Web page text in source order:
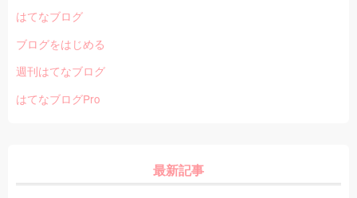
はてなブログ
ブログをはじめる
週刊はてなブログ
はてなブログPro
最新記事